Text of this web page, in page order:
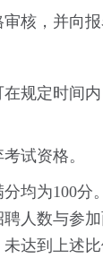
核，并向
规定时间
试资格。
均为100
人数与参
达到上述